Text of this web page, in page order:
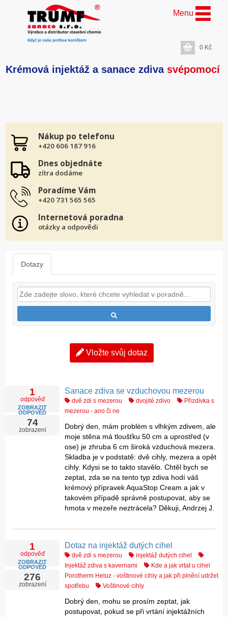
Krémová injektáž a sanace zdiva svépomocí
Menu
0 Kč
Nákup po telefonu
+420 606 187 916
Dnes objednáte
zítra dodáme
Poradíme Vám
+420 731 565 565
Internetová poradna
otázky a odpovědi
Dotazy
Vložte svůj dotaz
1
odpověď
ZOBRAZIT
ODPOVĚĎ
74
zobrazení
Sanace zdiva se vzduchovou mezerou
dvě zdi s mezerou dvojité zdivo
Přizdívka s
mezerou - ano či ne
Dobrý den, mám problém s vlhkým zdivem, ale
moje stěna má tloušťku 50 cm a uprostřed (v
ose) je zhruba 6 cm široká vzduchová mezera.
Skladba je v podstatě: dvě cihly, mezera a opět
cihly. Kdysi se to takto stavělo. Chtěl bych se
zeptat, zda se na tento typ zdiva hodí váš
krémový přípravek AquaStop Cream a jak v
takovém případě správně postupovat, aby se
hmota v mezeře neztrácela? Děkuji, Andrzej J.
1
odpověď
ZOBRAZIT
ODPOVĚĎ
276
zobrazení
Dotaz na injektáž dutých cihel
dvě zdi s mezerou
injektáž dutých cihel
Injektáž zdiva s kavernami
Kde a jak vrtat u cihel
Porotherm Heluz - voštinové cihly a jak při plnění udržet
spotřebu
Voštinové cihly
Dobrý den, mohu se prosím zeptat, jak
postupovat, pokud se při vrtání injektážních